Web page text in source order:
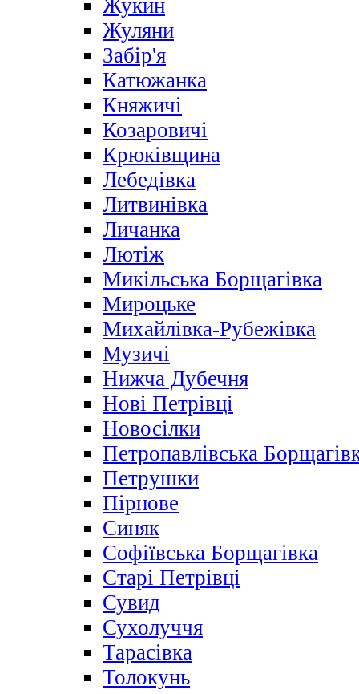
Жукин
Жуляни
Забір'я
Катюжанка
Княжичі
Козаровичі
Крюківщина
Лебедівка
Литвинівка
Личанка
Лютіж
Микільська Борщагівка
Мироцьке
Михайлівка-Рубежівка
Музичі
Нижча Дубечня
Нові Петрівці
Новосілки
Петропавлівська
Петрушки
Пірнове
Синяк
Софіївська Борщагівка
Старі Петрівці
Сувид
Сухолуччя
Тарасівка
Толокунь